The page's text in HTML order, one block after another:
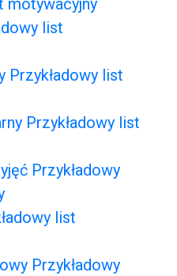
motywacyjny
list
Przykładowy list
Przykładowy list
Przykładowy
list
Przykładowy